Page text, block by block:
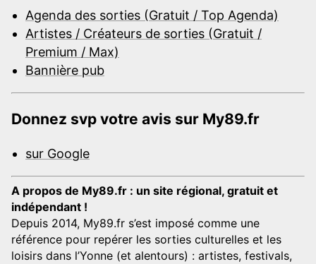
Agenda des sorties (Gratuit / Top Agenda)
Artistes / Créateurs de sorties (Gratuit /
Premium / Max)
Bannière pub
Donnez svp votre avis sur My89.fr
sur Google
A propos de My89.fr : un site régional, gratuit et
indépendant !
Depuis 2014, My89.fr s’est imposé comme une
référence pour repérer les sorties culturelles et les
loisirs dans l’Yonne (et alentours) : artistes, festivals,